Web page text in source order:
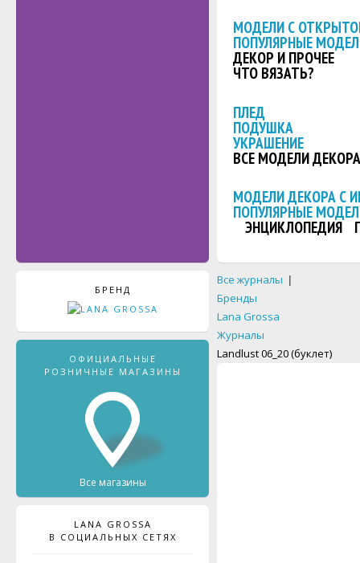
МОДЕЛИ С
ПОПУЛЯРНЫЕ
ДЕКОР И ПРОЧЕЕ
ЧТО ВЯЗАТЬ?
ПЛЕД
ПОДУШКА
УКРАШЕНИЕ
ВСЕ МОДЕЛИ ДЕКОРА
МОДЕЛИ ДЕКОРА С
ПОПУЛЯРНЫЕ
ЭНЦИКЛОПЕДИЯ
БРЕНД
ОФИЦИАЛЬНЫЕ
РОЗНИЧНЫЕ МАГАЗИНЫ
Все магазины
LANA GROSSA
В СОЦИАЛЬНЫХ СЕТЯХ
Все журналы |
Бренды
Lana Grossa
Журналы
Landlust 06_20 (буклет)